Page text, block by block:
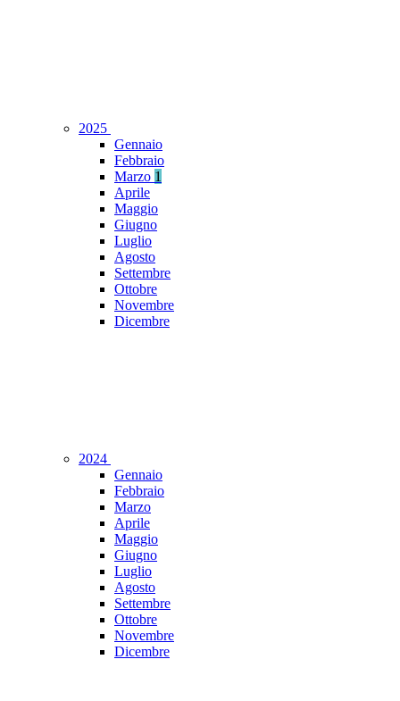
2025
Gennaio
Febbraio
Marzo 1
Aprile
Maggio
Giugno
Luglio
Agosto
Settembre
Ottobre
Novembre
Dicembre
2024
Gennaio
Febbraio
Marzo
Aprile
Maggio
Giugno
Luglio
Agosto
Settembre
Ottobre
Novembre
Dicembre